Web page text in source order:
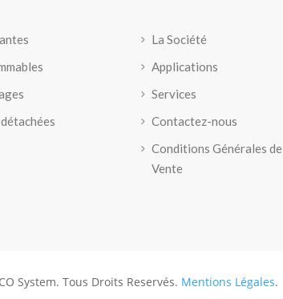
La Société
Applications
Services
Contactez-nous
Conditions Générales de
Vente
System. Tous Droits Reservés. Mentions Légales.